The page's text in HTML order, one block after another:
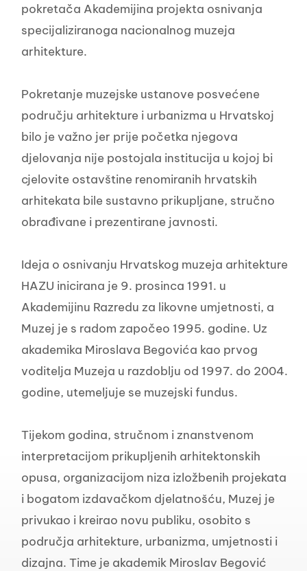
pokretača Akademijina projekta osnivanja
specijaliziranoga nacionalnog muzeja
arhitekture.
Pokretanje muzejske ustanove posvećene
području arhitekture i urbanizma u Hrvatskoj
bilo je važno jer prije početka njegova
djelovanja nije postojala institucija u kojoj bi
cjelovite ostavštine renomiranih hrvatskih
arhitekata bile sustavno prikupljane, stručno
obrađivane i prezentirane javnosti.
Ideja o osnivanju Hrvatskog muzeja arhitekture
HAZU inicirana je 9. prosinca 1991. u
Akademijinu Razredu za likovne umjetnosti, a
Muzej je s radom započeo 1995. godine. Uz
akademika Miroslava Begovića kao prvog
voditelja Muzeja u razdoblju od 1997. do 2004.
godine, utemeljuje se muzejski fundus.
Tijekom godina, stručnom i znanstvenom
interpretacijom prikupljenih arhitektonskih
opusa, organizacijom niza izložbenih projekata
i bogatom izdavačkom djelatnošću, Muzej je
privukao i kreirao novu publiku, osobito s
područja arhitekture, urbanizma, umjetnosti i
dizajna. Time je akademik Miroslav Begović